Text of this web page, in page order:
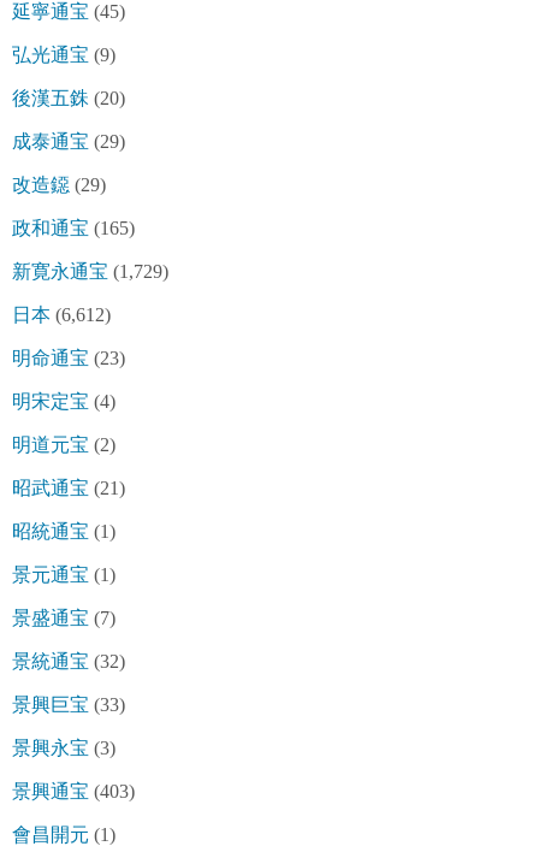
延寧通宝 (45)
弘光通宝 (9)
後漢五銖 (20)
成泰通宝 (29)
改造鐚 (29)
政和通宝 (165)
新寛永通宝 (1,729)
日本 (6,612)
明命通宝 (23)
明宋定宝 (4)
明道元宝 (2)
昭武通宝 (21)
昭統通宝 (1)
景元通宝 (1)
景盛通宝 (7)
景統通宝 (32)
景興巨宝 (33)
景興永宝 (3)
景興通宝 (403)
會昌開元 (1)